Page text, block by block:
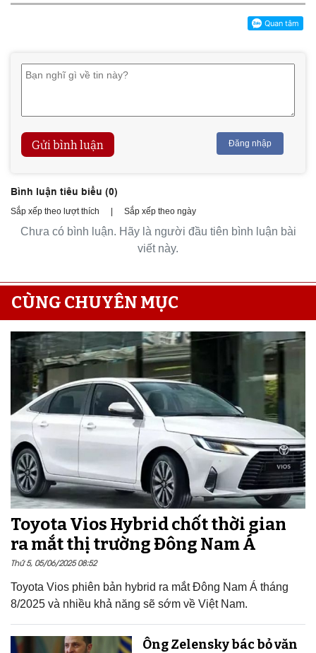
Gửi bình luận Đăng nhập
Bình luận tiêu biểu (0)
Sắp xếp theo lượt thích | Sắp xếp theo ngày
Chưa có bình luận. Hãy là người đầu tiên bình luận bài
viết này.
CÙNG CHUYÊN MỤC
Toyota Vios Hybrid chốt thời gian
ra mắt thị trường Đông Nam Á
Thứ 5, 05/06/2025 08:52
Toyota Vios phiên bản hybrid ra mắt Đông Nam Á tháng
8/2025 và nhiều khả năng sẽ sớm về Việt Nam.
Ông Zelensky bác bỏ văn